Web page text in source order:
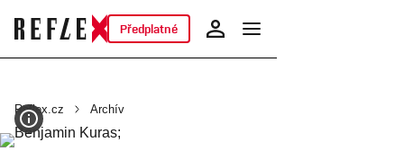
Předplatné
Reflex.cz Archív